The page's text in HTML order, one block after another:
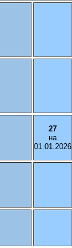
27
на
01.01.2026